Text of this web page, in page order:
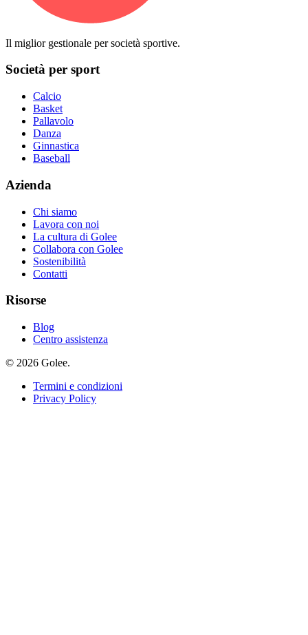
Il miglior gestionale per società sportive.
Società per sport
Calcio
Basket
Pallavolo
Danza
Ginnastica
Baseball
Azienda
Chi siamo
Lavora con noi
La cultura di Golee
Collabora con Golee
Sostenibilità
Contatti
Risorse
Blog
Centro assistenza
© 2026 Golee.
Termini e condizioni
Privacy Policy